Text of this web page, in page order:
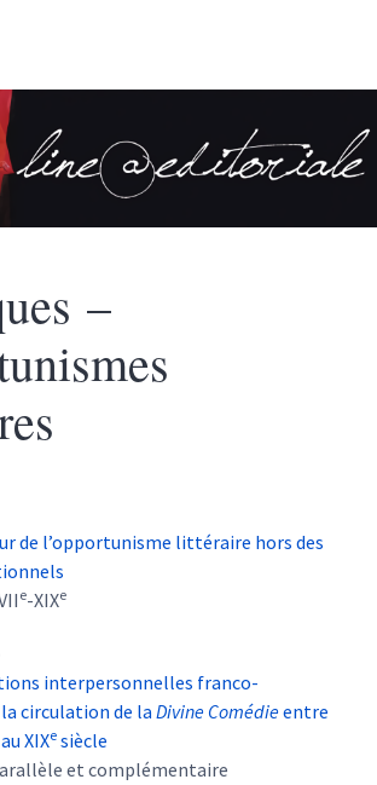
–
de l’opportunisme littéraire hors des
e-XIXe
interpersonnelles franco-
circulation de la Divine Comédieentre
XIXe siècle
et complémentaire